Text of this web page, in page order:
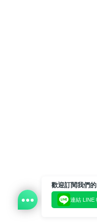
連結 LINE